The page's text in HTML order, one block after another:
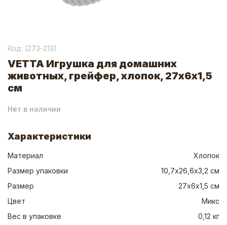
Код: (273-213)
VETTA Игрушка для домашних
животных, грейфер, хлопок, 27х6х1,5
см
Нет в наличии
Характеристики
Материал
Хлопок
Размер упаковки
10,7х26,6х3,2 см
Размер
27х6х1,5 см
Цвет
Микс
Вес в упаковке
0,12 кг